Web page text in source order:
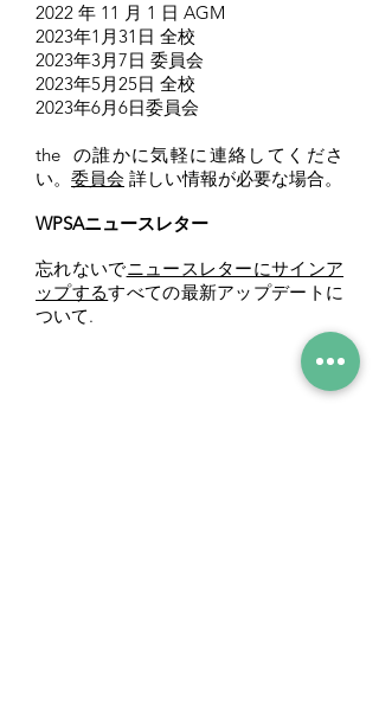
2022 年 11 月 1 日 AGM
2023年1月31日 全校
2023年3月7日 委員会
2023年5月25日 全校
2023年6月6日委員会
the の誰かに気軽に連絡してくださ
い。 委員会 詳しい情報が必要な場合。
WPSAニュースレター
忘れないでニュースレターにサインア
ップするすべての最新アップデートに
ついて.